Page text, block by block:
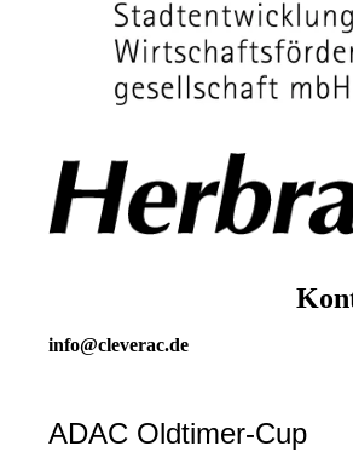
info@cleverac.de
ADAC Oldtimer-Cup